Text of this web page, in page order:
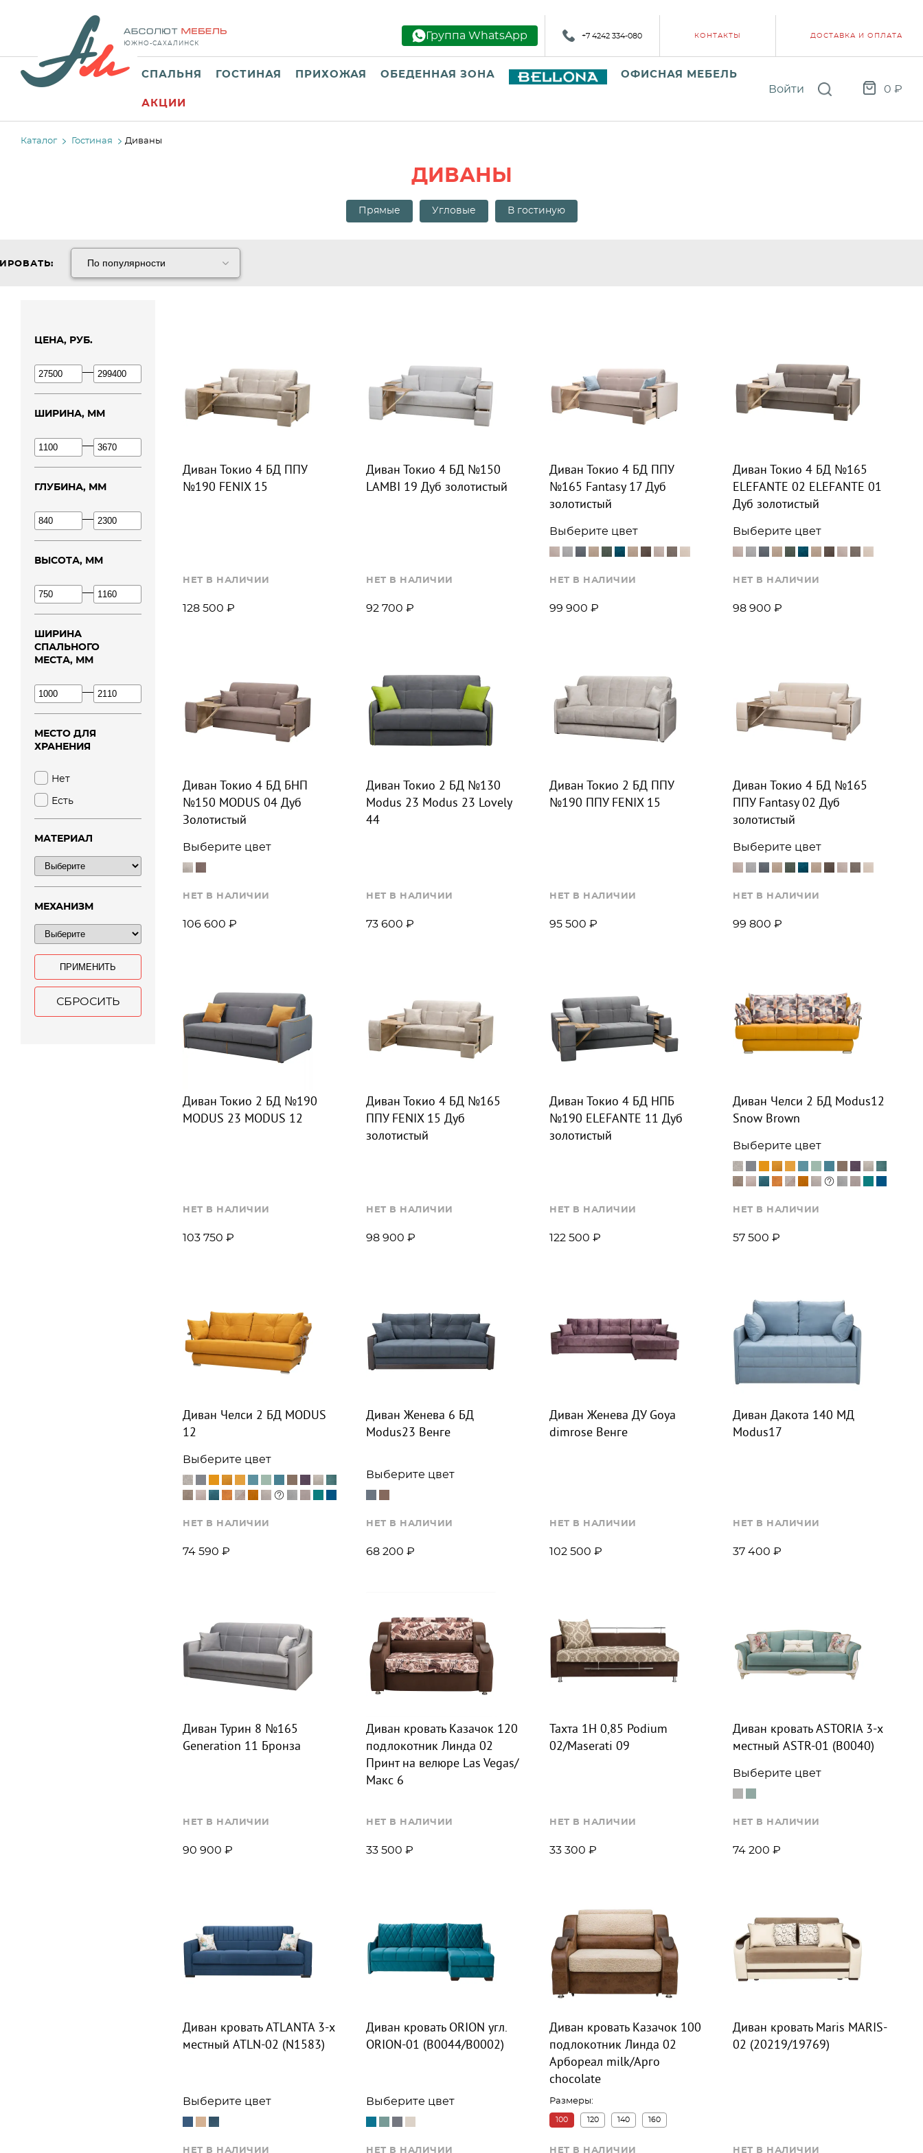
ЮЖНО-САХАЛИНСК
Группа WhatsApp +7 4242 334-080 КОНТАКТЫ ДОСТАВКА И ОПЛАТА
СПАЛЬНЯ ГОСТИНАЯ ПРИХОЖАЯ ОБЕДЕННАЯ ЗОНА ОФИСНАЯ МЕБЕЛЬ
АКЦИИ
Войти 0 ₽
Каталог Гостиная Диваны
ДИВАНЫ
Прямые Угловые В гостиную
ЦЕНА, РУБ.
—
ШИРИНА, ММ
—
ГЛУБИНА, ММ
—
ВЫСОТА, ММ
—
ШИРИНА
СПАЛЬНОГО
МЕСТА, ММ
—
МЕСТО ДЛЯ
ХРАНЕНИЯ
Нет
Есть
МАТЕРИАЛ
МЕХАНИЗМ
ПРИМЕНИТЬ
СБРОСИТЬ
Диван Токио 4 БД ППУ
№190 FENIX 15
НЕТ В НАЛИЧИИ
128 500 ₽
Диван Токио 4 БД №150
LAMBI 19 Дуб золотистый
НЕТ В НАЛИЧИИ
92 700 ₽
Диван Токио 4 БД ППУ
№165 Fantasy 17 Дуб
золотистый
Выберите цвет
НЕТ В НАЛИЧИИ
99 900 ₽
Диван Токио 4 БД №165
ELEFANTE 02 ELEFANTE 01
Дуб золотистый
Выберите цвет
НЕТ В НАЛИЧИИ
98 900 ₽
Диван Токио 4 БД БНП
№150 MODUS 04 Дуб
Золотистый
Выберите цвет
НЕТ В НАЛИЧИИ
106 600 ₽
Диван Токио 2 БД №130
Modus 23 Modus 23 Lovely
44
НЕТ В НАЛИЧИИ
73 600 ₽
Диван Токио 2 БД ППУ
№190 ППУ FENIX 15
НЕТ В НАЛИЧИИ
95 500 ₽
Диван Токио 4 БД №165
ППУ Fantasy 02 Дуб
золотистый
Выберите цвет
НЕТ В НАЛИЧИИ
99 800 ₽
Диван Токио 2 БД №190
MODUS 23 MODUS 12
НЕТ В НАЛИЧИИ
103 750 ₽
Диван Токио 4 БД №165
ППУ FENIX 15 Дуб
золотистый
НЕТ В НАЛИЧИИ
98 900 ₽
Диван Токио 4 БД НПБ
№190 ELEFANTE 11 Дуб
золотистый
НЕТ В НАЛИЧИИ
122 500 ₽
Диван Челси 2 БД Modus12
Snow Brown
Выберите цвет
НЕТ В НАЛИЧИИ
57 500 ₽
Диван Челси 2 БД MODUS
12
Выберите цвет
НЕТ В НАЛИЧИИ
74 590 ₽
Диван Женева 6 БД
Modus23 Bенге
Выберите цвет
НЕТ В НАЛИЧИИ
68 200 ₽
Диван Женева ДУ Goya
dimrose Венге
НЕТ В НАЛИЧИИ
102 500 ₽
Диван Дакота 140 МД
Modus17
НЕТ В НАЛИЧИИ
37 400 ₽
Диван Турин 8 №165
Generation 11 Бронза
НЕТ В НАЛИЧИИ
90 900 ₽
Диван кровать Казачок 120
подлокотник Линда 02
Принт на велюре Las Vegas/
Макс 6
НЕТ В НАЛИЧИИ
33 500 ₽
Тахта 1Н 0,85 Podium
02/Maserati 09
НЕТ В НАЛИЧИИ
33 300 ₽
Диван кровать ASTORIA 3-х
местный ASTR-01 (B0040)
Выберите цвет
НЕТ В НАЛИЧИИ
74 200 ₽
Диван кровать ATLANTA 3-х
местный ATLN-02 (N1583)
Выберите цвет
НЕТ В НАЛИЧИИ
Диван кровать ORION угл.
ORION-01 (B0044/B0002)
Выберите цвет
НЕТ В НАЛИЧИИ
Диван кровать Казачок 100
подлокотник Линда 02
Арбореал milk/Арго
chocolate
Размеры:
100 120 140 160
НЕТ В НАЛИЧИИ
Диван кровать Maris MARIS-
02 (20219/19769)
НЕТ В НАЛИЧИИ